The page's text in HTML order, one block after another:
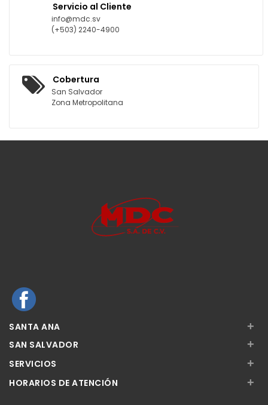
Servicio al Cliente
info@mdc.sv
(+503) 2240-4900
Cobertura
San Salvador
Zona Metropolitana
SANTA ANA +
SAN SALVADOR +
SERVICIOS +
HORARIOS DE ATENCIÓN +